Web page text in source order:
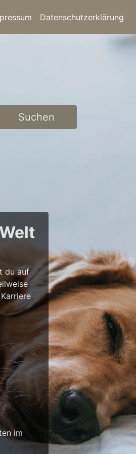
Datenschutzerklärung
Suchen
du auf
im